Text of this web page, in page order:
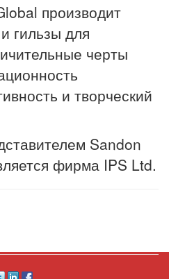
производит
гильзы для
черты
и творческий
Sandon
фирма IPS Ltd.